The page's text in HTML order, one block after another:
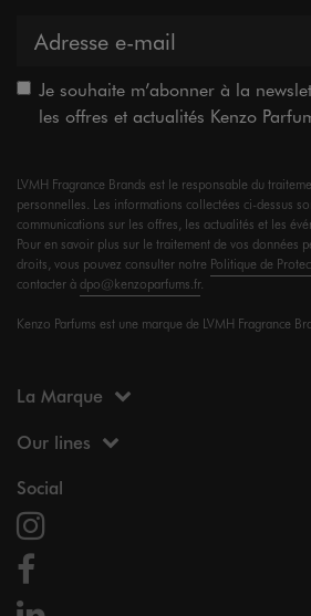
Je souhaite m’abonner à la
les offres et actualités Kenzo
LVMH Fragrance Brands est le responsable du
personnelles. Les informations collectées ci-dessus
communications sur les offres, les actualités et les
Pour en savoir plus sur le traitement de vos données
droits, vous pouvez consulter notre Politique de
contacter àdpo@kenzoparfums.fr.
Kenzo Parfums est une marque de LVMH Fragrance
La Marque
Our lines
Social